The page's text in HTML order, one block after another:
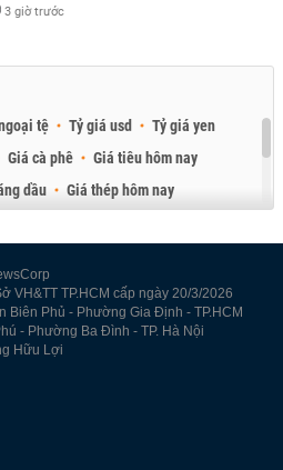
3 giờ trước
tệ Tỷ giá usd
Tỷ giá yen
Giá cà phê
Giá tiêu hôm nay
dầu
Giá thép hôm nay
VH&TT TP.HCM cấp ngày 20/3/2026
Biên Phủ - Phường Gia Định - TP.HCM
- Phường Ba Đình - TP. Hà Nội
Hữu Lợi